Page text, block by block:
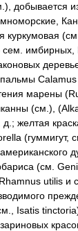
добывается
куркумовая
имбирных,
Calamus
марены
(см.),
желтая
(гуммигут,
(см.
utilis и
Isatis